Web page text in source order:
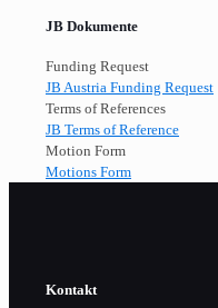
JB Dokumente
Funding Request
JB Austria Funding Request
Terms of References
JB Terms of Reference
Motion Form
Motions Form
Kontakt